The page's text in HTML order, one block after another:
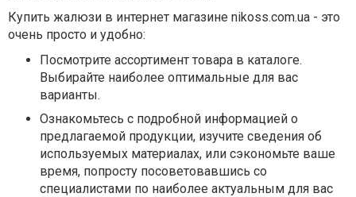
Купить жалюзи в интернет магазине nikoss.com.ua - это
очень просто и удобно:
Посмотрите ассортимент товара в каталоге.
Выбирайте наиболее оптимальные для вас
варианты.
Ознакомьтесь с подробной информацией о
предлагаемой продукции, изучите сведения об
используемых материалах, или сэкономьте ваше
время, попросту посоветовавшись со
специалистами по наиболее актуальным для вас